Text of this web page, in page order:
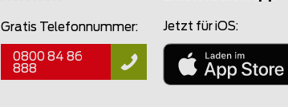
Gratis Telefonnummer:
0800 84 86
888
Jetzt für iOS: